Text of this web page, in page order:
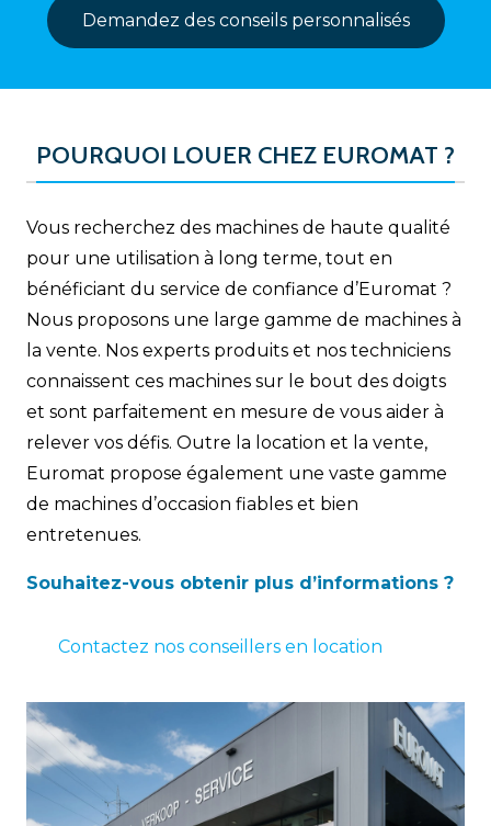
Demandez des conseils personnalisés
POURQUOI LOUER CHEZ EUROMAT ?
Vous recherchez des machines de haute qualité
pour une utilisation à long terme, tout en
bénéficiant du service de confiance d’Euromat ?
Nous proposons une large gamme de machines à
la vente. Nos experts produits et nos techniciens
connaissent ces machines sur le bout des doigts
et sont parfaitement en mesure de vous aider à
relever vos défis. Outre la location et la vente,
Euromat propose également une vaste gamme
de machines d’occasion fiables et bien
entretenues.
Souhaitez-vous obtenir plus d’informations ?
Contactez nos conseillers en location